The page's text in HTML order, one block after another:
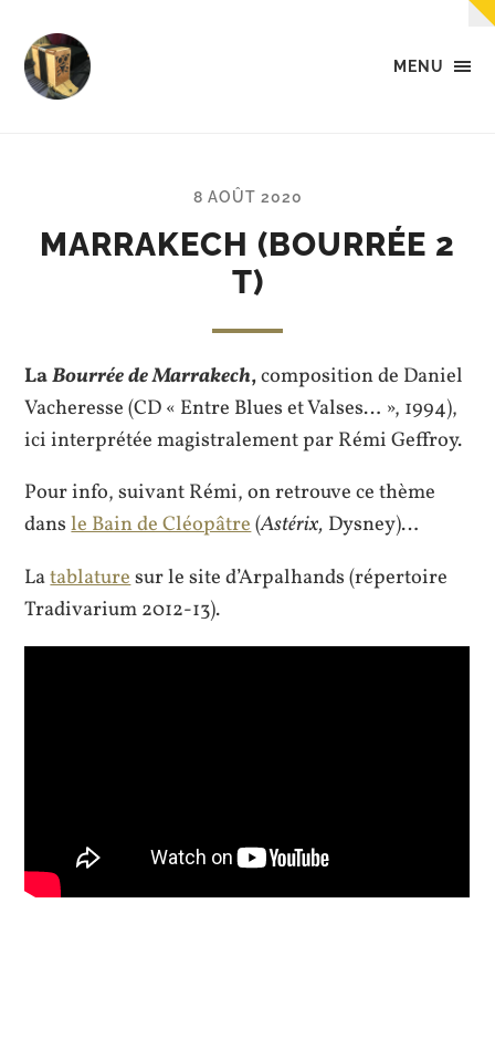
MENU
tête,
les
pieds.
8 AOÛT 2020
MARRAKECH (BOURRÉE 2
T)
LaBourrée de Marrakech,composition de Daniel
Vacheresse (CD « Entre Blues et Valses… », 1994),
ici interprétée magistralement par Rémi Geffroy.
Pour info, suivant Rémi, on retrouve ce thème
dansle Bain de Cléopâtre(Astérix, Dysney)…
Latablaturesur le site d’Arpalhands (répertoire
Tradivarium 2012-13).